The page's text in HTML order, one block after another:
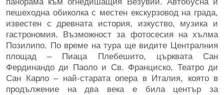
пешеходна обиколка с местен екскурзовод на града,
известен с древната история, изкуство, музика и
гастрономия. Възможност за фотосесия на хълма
Позилипо. По време на тура ще видите Централния
площад – Пиаца Плебешито, църквата Сан
Фердинандо ди Паоло и Св. Франциско, Театро ди
Сан Карло – най-старата опера в Италия, която в
продължение на два века е била център за